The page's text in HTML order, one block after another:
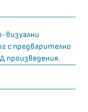
визуални
с предварително
произведения.